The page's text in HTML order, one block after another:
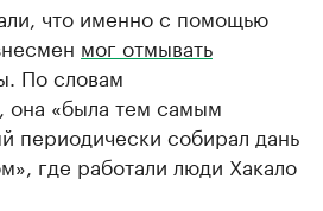
что именно с помощью
мог отмывать
По словам
она «была тем самым
периодически собирал дань
где работали люди Хакало